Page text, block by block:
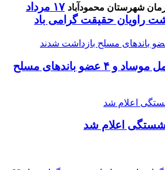
شهرستان محمودآباد
۱۷ مرداد
راویان حقیقت گرامی باد
۲۱ عامل موساد و ۴ عضو باند‌های مسلح
اعلام شد